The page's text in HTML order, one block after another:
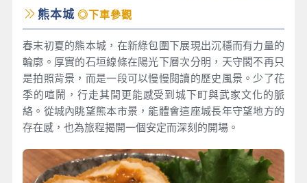
熊本城 ◎下車參觀
春末初夏的熊本城，在新綠包圍下展現出沉穩而有力量的
輪廓。厚實的石垣線條在陽光下層次分明，天守閣不再只
是拍照背景，而是一段可以慢慢閱讀的歷史風景。少了花
季的喧鬧，行走其間更能感受到城下町與武家文化的脈
絡。從城內眺望熊本市景，能體會這座城長年守望地方的
存在感，也為旅程揭開一個安定而深刻的開場。